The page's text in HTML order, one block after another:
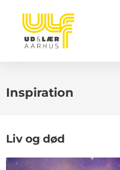
Inspiration
Liv og død